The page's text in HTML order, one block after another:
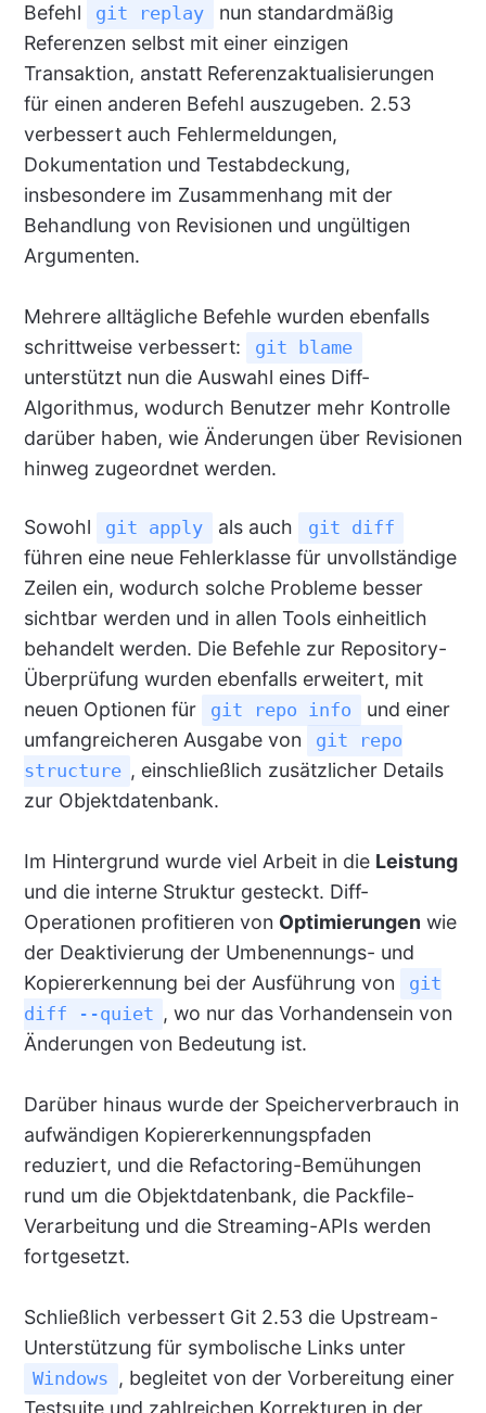
Befehl
git replay
nun standardmäßig
Referenzen selbst mit einer einzigen
Transaktion, anstatt Referenzaktualisierungen
für einen anderen Befehl auszugeben. 2.53
verbessert auch Fehlermeldungen,
Dokumentation und Testabdeckung,
insbesondere im Zusammenhang mit der
Behandlung von Revisionen und ungültigen
Argumenten.
Mehrere alltägliche Befehle wurden ebenfalls
schrittweise verbessert:
git blame
unterstützt nun die Auswahl eines Diff-
Algorithmus, wodurch Benutzer mehr Kontrolle
darüber haben, wie Änderungen über Revisionen
hinweg zugeordnet werden.
Sowohl git apply als auch git diff
führen eine neue Fehlerklasse für unvollständige
Zeilen ein, wodurch solche Probleme besser
sichtbar werden und in allen Tools einheitlich
behandelt werden. Die Befehle zur Repository-
Überprüfung wurden ebenfalls erweitert, mit
neuen Optionen für
git repo info
und einer
umfangreicheren Ausgabe von
git repo
structure , einschließlich zusätzlicher Details
zur Objektdatenbank.
Im Hintergrund wurde viel Arbeit in die Leistung
und die interne Struktur gesteckt. Diff-
Operationen profitieren von Optimierungen wie
der Deaktivierung der Umbenennungs- und
Kopiererkennung bei der Ausführung von
git
diff --quiet , wo nur das Vorhandensein von
Änderungen von Bedeutung ist.
Darüber hinaus wurde der Speicherverbrauch in
aufwändigen Kopiererkennungspfaden
reduziert, und die Refactoring-Bemühungen
rund um die Objektdatenbank, die Packfile-
Verarbeitung und die Streaming-APIs werden
fortgesetzt.
Schließlich verbessert Git 2.53 die Upstream-
Unterstützung für symbolische Links unter
Windows , begleitet von der Vorbereitung einer
Testsuite und zahlreichen Korrekturen in der